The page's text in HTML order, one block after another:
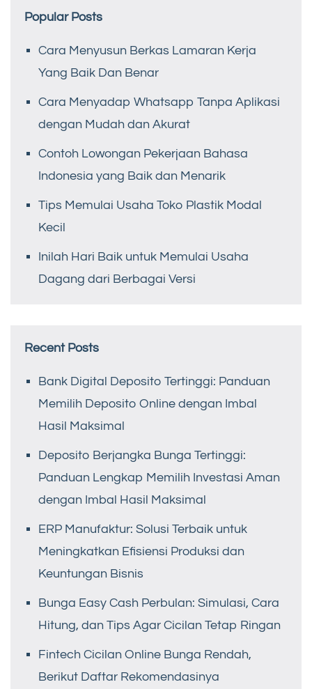
Popular Posts
Cara Menyusun Berkas Lamaran Kerja
Yang Baik Dan Benar
Cara Menyadap Whatsapp Tanpa Aplikasi
dengan Mudah dan Akurat
Contoh Lowongan Pekerjaan Bahasa
Indonesia yang Baik dan Menarik
Tips Memulai Usaha Toko Plastik Modal
Kecil
Inilah Hari Baik untuk Memulai Usaha
Dagang dari Berbagai Versi
Recent Posts
Bank Digital Deposito Tertinggi: Panduan
Memilih Deposito Online dengan Imbal
Hasil Maksimal
Deposito Berjangka Bunga Tertinggi:
Panduan Lengkap Memilih Investasi Aman
dengan Imbal Hasil Maksimal
ERP Manufaktur: Solusi Terbaik untuk
Meningkatkan Efisiensi Produksi dan
Keuntungan Bisnis
Bunga Easy Cash Perbulan: Simulasi, Cara
Hitung, dan Tips Agar Cicilan Tetap Ringan
Fintech Cicilan Online Bunga Rendah,
Berikut Daftar Rekomendasinya